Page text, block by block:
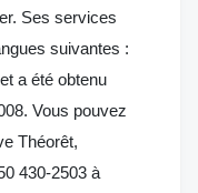
Ses services
suivantes :
a été obtenu
Vous pouvez
Théorêt,
430-2503 à